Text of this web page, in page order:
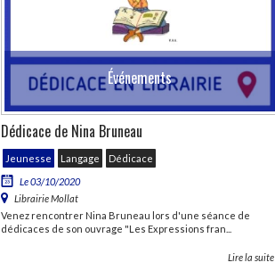
Événements
Dédicace de Nina Bruneau
Jeunesse Langage
Dédicace
Le 03/10/2020
Librairie Mollat
Venez rencontrer Nina Bruneau lors d'une séance de
dédicaces de son ouvrage "Les Expressions fran...
Lire la suite